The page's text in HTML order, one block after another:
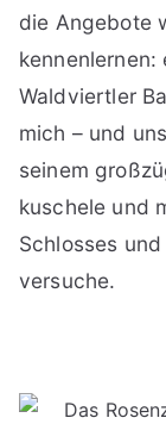
die Angebote
Waldviertler
mich – und
seinem
kuschele und
Schlosses
versuche.